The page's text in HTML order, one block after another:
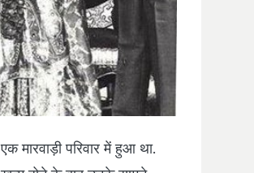
मारवाड़ी परिवार में हुआ था.